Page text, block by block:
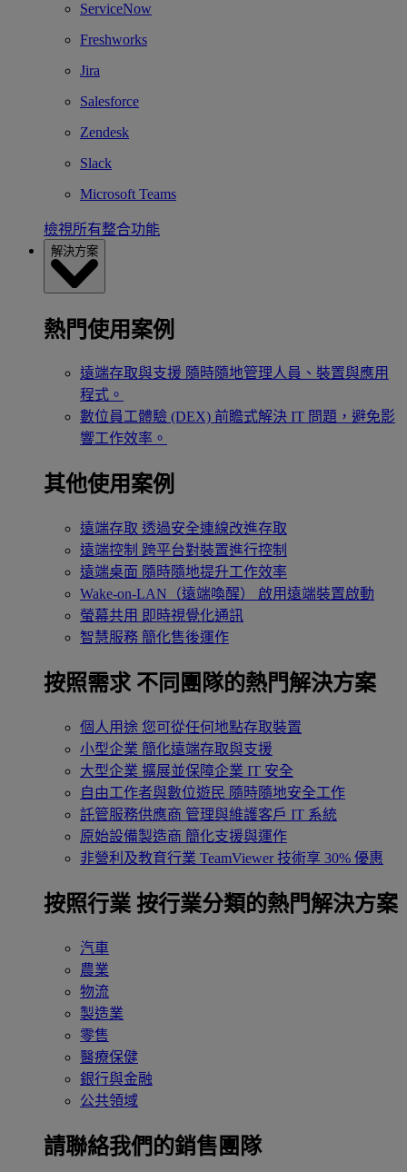
ServiceNow
Freshworks
Jira
Salesforce
Zendesk
Slack
Microsoft Teams
檢視所有整合功能
解決方案
熱門使用案例
遠端存取與支援 隨時隨地管理人員、裝置與應用
程式。
數位員工體驗 (DEX) 前瞻式解決 IT 問題，避免影
響工作效率。
其他使用案例
遠端存取 透過安全連線改進存取
遠端控制 跨平台對裝置進行控制
遠端桌面 隨時隨地提升工作效率
Wake-on-LAN（遠端喚醒）
啟用遠端裝置啟動
螢幕共用 即時視覺化通訊
智慧服務 簡化售後運作
按照需求 不同團隊的熱門解決方案
個人用途 您可從任何地點存取裝置
小型企業 簡化遠端存取與支援
大型企業 擴展並保障企業 IT 安全
自由工作者與數位遊民 隨時隨地安全工作
託管服務供應商 管理與維護客戶 IT 系統
原始設備製造商 簡化支援與運作
非營利及教育行業 TeamViewer 技術享 30% 優惠
按照行業 按行業分類的熱門解決方案
汽車
農業
物流
製造業
零售
醫療保健
銀行與金融
公共領域
請聯絡我們的銷售團隊